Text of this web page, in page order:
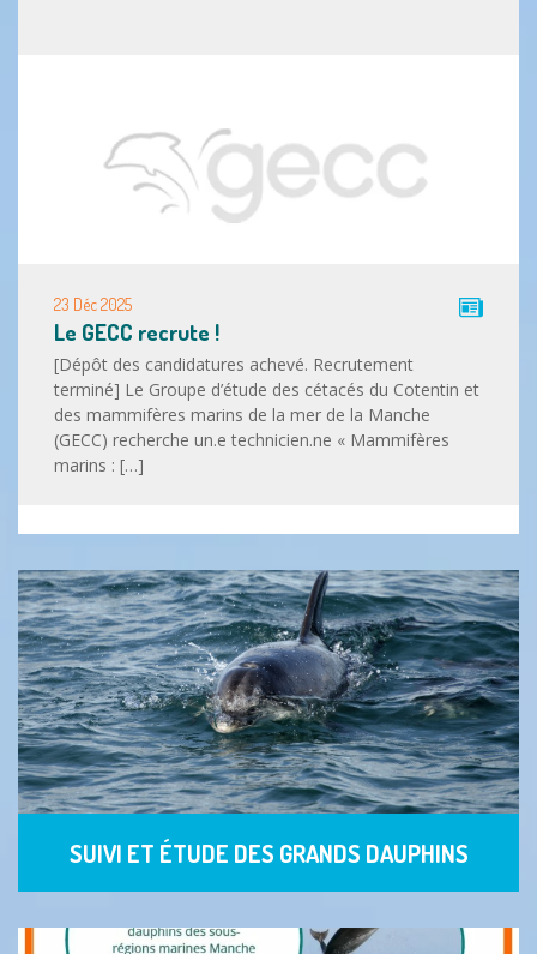
23 Déc 2025
Le GECC recrute !
[Dépôt des candidatures achevé. Recrutement
terminé] Le Groupe d’étude des cétacés du Cotentin et
des mammifères marins de la mer de la Manche
(GECC) recherche un.e technicien.ne « Mammifères
marins : […]
SUIVI ET ÉTUDE DES GRANDS DAUPHINS